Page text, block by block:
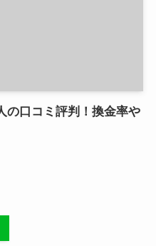
の口コミ評判！換金率や